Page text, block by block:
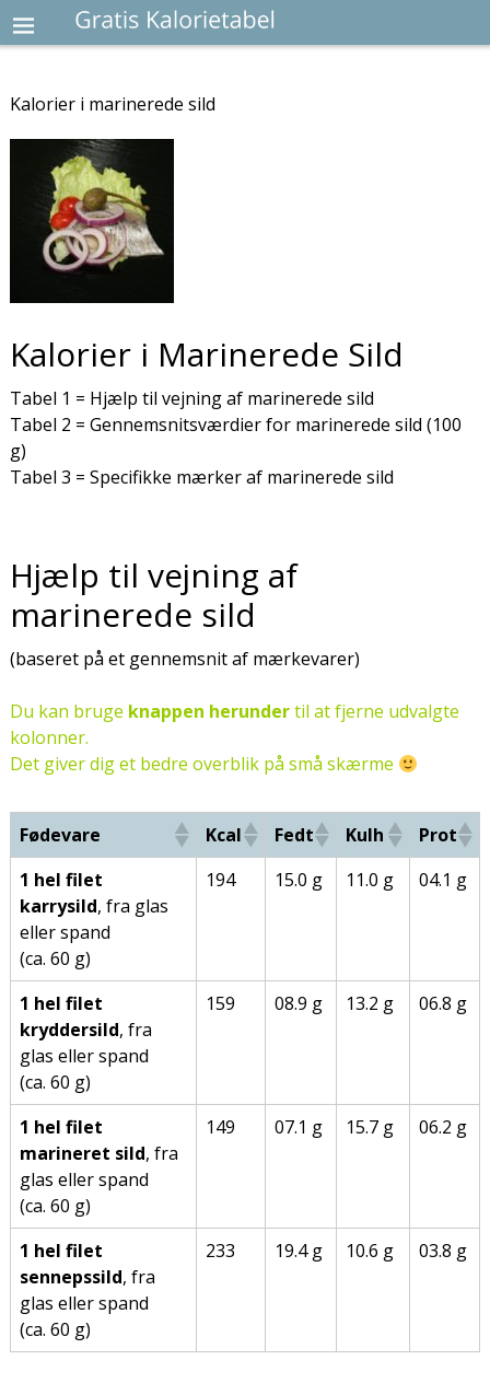
Kalorier i marinerede sild
Kalorier i Marinerede Sild
Tabel 1 = Hjælp til vejning af marinerede sild
Tabel 2 = Gennemsnitsværdier for marinerede sild (100
g)
Tabel 3 = Specifikke mærker af marinerede sild
Hjælp til vejning af
marinerede sild
(baseret på et gennemsnit af mærkevarer)
Du kan bruge knappen herundertil at fjerne udvalgte
kolonner.
Det giver dig et bedre overblik på små skærme
Fødevare Kcal Fedt Kulh
Prot
1 hel filet
karrysild, fra glas
eller spand
(ca. 60 g)
194 15.0 g 11.0 g 04.1 g
1 hel filet
kryddersild, fra
glas eller spand
(ca. 60 g)
159 08.9 g 13.2 g 06.8 g
1 hel filet
marineret sild, fra
glas eller spand
(ca. 60 g)
149 07.1 g 15.7 g 06.2 g
1 hel filet
sennepssild, fra
glas eller spand
(ca. 60 g)
233 19.4 g 10.6 g 03.8 g